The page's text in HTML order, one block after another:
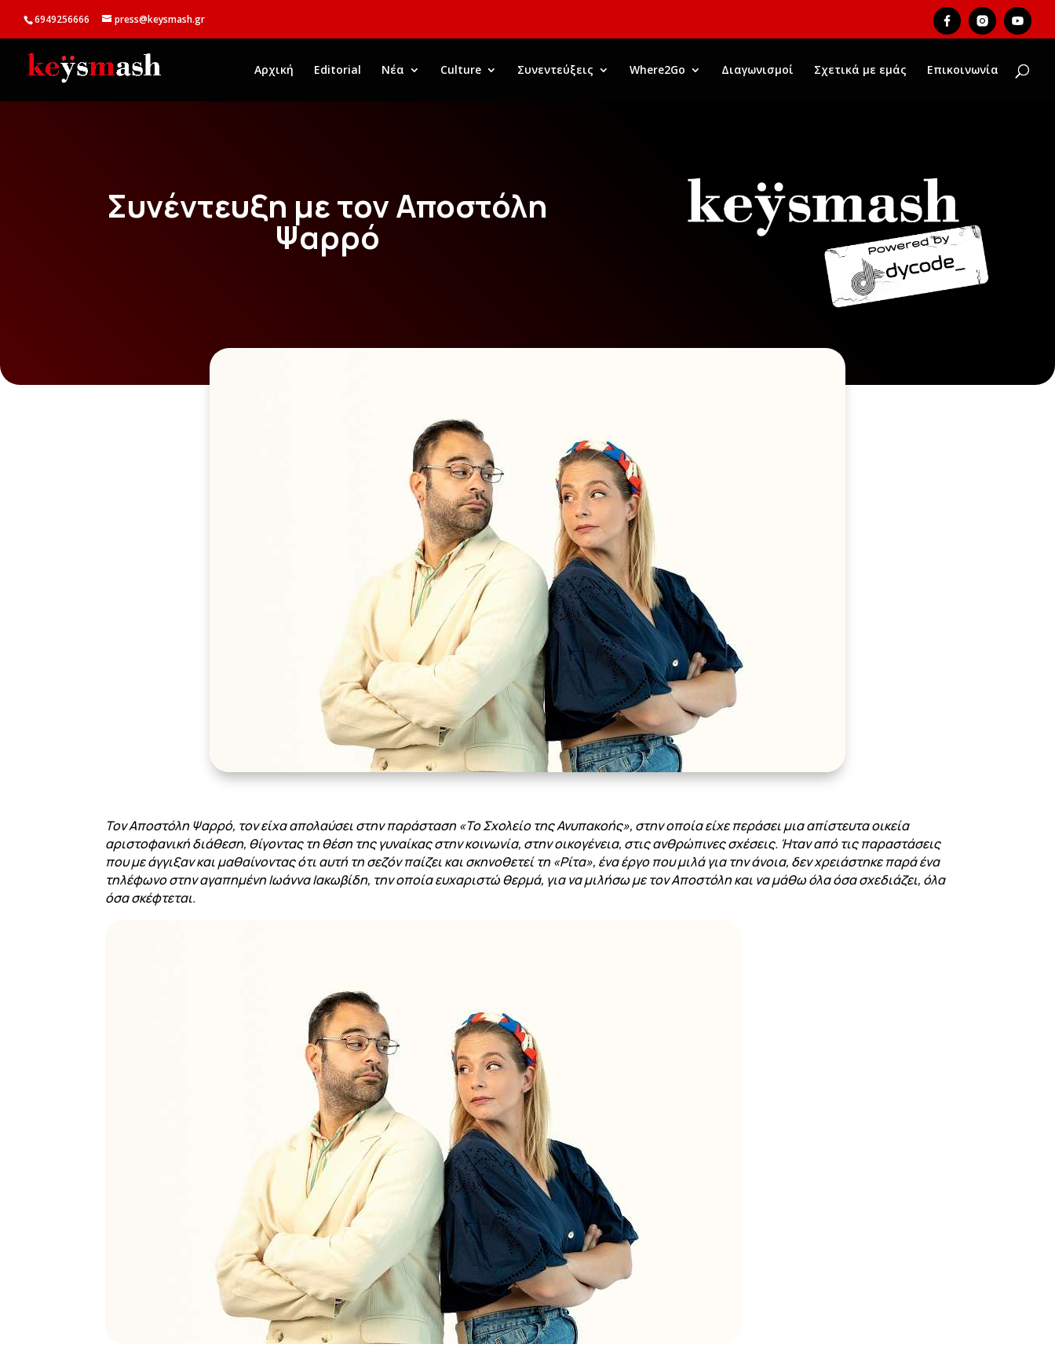
6949256666 press@keysmash.gr
Αρχική Editorial Νέα Culture Συνεντεύξεις Where2Go Διαγωνισμοί Σχετικά με εμάς Επικοινωνία
Συνέντευξη με τον Αποστόλη
Ψαρρό
Τον Αποστόλη Ψαρρό, τον είχα απολαύσει στην παράσταση «Το Σχολείο της Ανυπακοής», στην οποία είχε περάσει μια απίστευτα οικεία
αριστοφανική διάθεση, θίγοντας τη θέση της γυναίκας στην κοινωνία, στην οικογένεια, στις ανθρώπινες σχέσεις. Ήταν από τις παραστάσεις
που με άγγιξαν και μαθαίνοντας ότι αυτή τη σεζόν παίζει και σκηνοθετεί τη «Ρίτα», ένα έργο που μιλά για την άνοια, δεν χρειάστηκε παρά ένα
τηλέφωνο στην αγαπημένη Ιωάννα Ιακωβίδη, την οποία ευχαριστώ θερμά, για να μιλήσω με τον Αποστόλη και να μάθω όλα όσα σχεδιάζει, όλα
όσα σκέφτεται.